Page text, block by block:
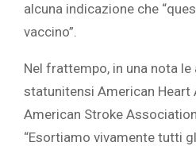
alcuna indicazione che
vaccino”.
Nel frattempo, in una nota le
statunitensi American Heart
American Stroke
“Esortiamo vivamente tutti